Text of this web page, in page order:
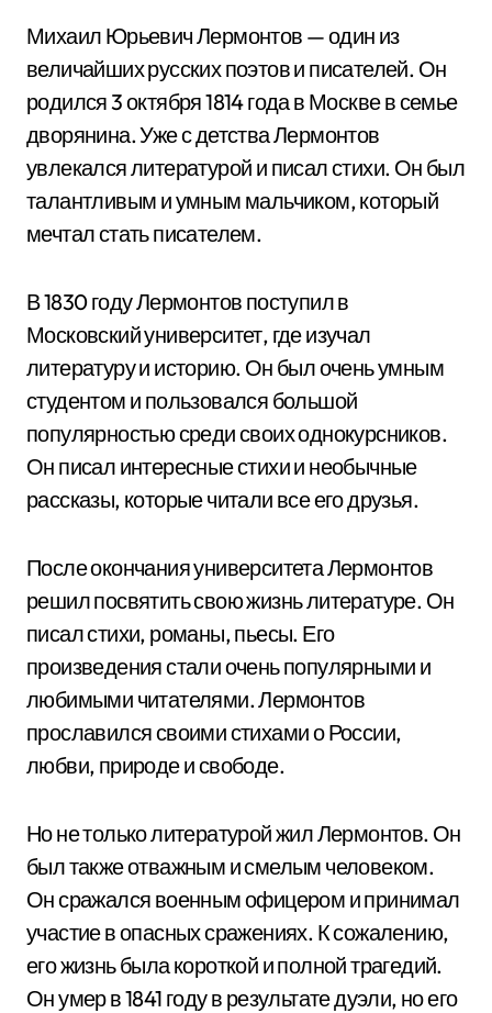
Михаил Юрьевич Лермонтов — один из
величайших русских поэтов и писателей. Он
родился 3 октября 1814 года в Москве в семье
дворянина. Уже с детства Лермонтов
увлекался литературой и писал стихи. Он был
талантливым и умным мальчиком, который
мечтал стать писателем.
В 1830 году Лермонтов поступил в
Московский университет, где изучал
литературу и историю. Он был очень умным
студентом и пользовался большой
популярностью среди своих однокурсников.
Он писал интересные стихи и необычные
рассказы, которые читали все его друзья.
После окончания университета Лермонтов
решил посвятить свою жизнь литературе. Он
писал стихи, романы, пьесы. Его
произведения стали очень популярными и
любимыми читателями. Лермонтов
прославился своими стихами о России,
любви, природе и свободе.
Но не только литературой жил Лермонтов. Он
был также отважным и смелым человеком.
Он сражался военным офицером и принимал
участие в опасных сражениях. К сожалению,
его жизнь была короткой и полной трагедий.
Он умер в 1841 году в результате дуэли, но его